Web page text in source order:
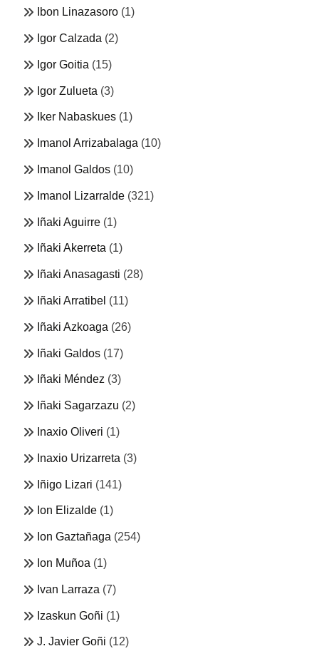
Ibon Linazasoro (1)
Igor Calzada (2)
Igor Goitia (15)
Igor Zulueta (3)
Iker Nabaskues (1)
Imanol Arrizabalaga (10)
Imanol Galdos (10)
Imanol Lizarralde (321)
Iñaki Aguirre (1)
Iñaki Akerreta (1)
Iñaki Anasagasti (28)
Iñaki Arratibel (11)
Iñaki Azkoaga (26)
Iñaki Galdos (17)
Iñaki Méndez (3)
Iñaki Sagarzazu (2)
Inaxio Oliveri (1)
Inaxio Urizarreta (3)
Iñigo Lizari (141)
Ion Elizalde (1)
Ion Gaztañaga (254)
Ion Muñoa (1)
Ivan Larraza (7)
Izaskun Goñi (1)
J. Javier Goñi (12)